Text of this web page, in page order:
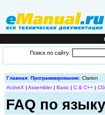
Поиск по сайту:
Главная: Программирование: Clarion
ActiveX | Assembler| Basic| C & C++|
FAQ по